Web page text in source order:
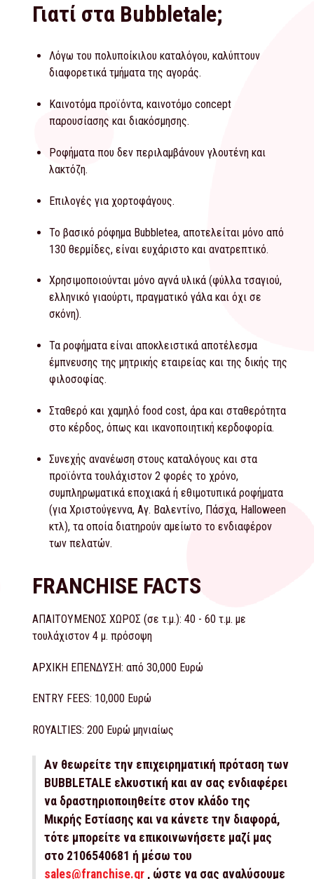
Γιατί στα Bubbletale;
Λόγω του πολυποίκιλου καταλόγου, καλύπτουν
διαφορετικά τμήματα της αγοράς.
Καινοτόμα προϊόντα, καινοτόμο concept
παρουσίασης και διακόσμησης.
Ροφήματα που δεν περιλαμβάνουν γλουτένη και
λακτόζη.
Επιλογές για χορτοφάγους.
Το βασικό ρόφημα Bubbletea, αποτελείται μόνο από
130 θερμίδες, είναι ευχάριστο και ανατρεπτικό.
Χρησιμοποιούνται μόνο αγνά υλικά (φύλλα τσαγιού,
ελληνικό γιαούρτι, πραγματικό γάλα και όχι σε
σκόνη).
Τα ροφήματα είναι αποκλειστικά αποτέλεσμα
έμπνευσης της μητρικής εταιρείας και της δικής της
φιλοσοφίας.
Σταθερό και χαμηλό food cost, άρα και σταθερότητα
στο κέρδος, όπως και ικανοποιητική κερδοφορία.
Συνεχής ανανέωση στους καταλόγους και στα
προϊόντα τουλάχιστον 2 φορές το χρόνο,
συμπληρωματικά εποχιακά ή εθιμοτυπικά ροφήματα
(για Χριστούγεννα, Αγ. Βαλεντίνο, Πάσχα, Halloween
κτλ), τα οποία διατηρούν αμείωτο το ενδιαφέρον
των πελατών.
FRANCHISE FACTS
ΑΠΑΙΤΟΥΜΕΝΟΣ ΧΩΡΟΣ (σε τ.μ.): 40 - 60 τ.μ. με
τουλάχιστον 4 μ. πρόσοψη
ΑΡΧΙΚΗ ΕΠΕΝΔΥΣΗ: από 30,000 Ευρώ
ENTRY FEES: 10,000 Ευρώ
ROYALTIES: 200 Ευρώ μηνιαίως
Αν θεωρείτε την επιχειρηματική πρόταση των
BUBBLETALE ελκυστική και αν σας ενδιαφέρει
να δραστηριοποιηθείτε στον κλάδο της
Μικρής Εστίασης και να κάνετε την διαφορά,
τότε μπορείτε να επικοινωνήσετε μαζί μας
στο 2106540681 ή μέσω του
sales@franchise.gr , ώστε να σας αναλύσουμε